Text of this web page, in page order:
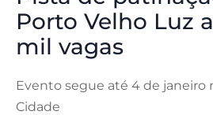
Porto Velho Luz
mil vagas
Evento segue até 4 de janeiro
Cidade